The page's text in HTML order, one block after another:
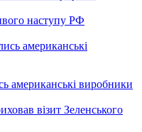
наступу РФ
американські виробники